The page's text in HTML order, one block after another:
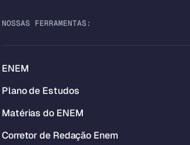
NOSSAS FERRAMENTAS:
ENEM
Plano de Estudos
Matérias do ENEM
Corretor de Redação Enem